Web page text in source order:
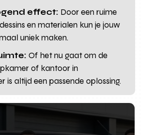
effect: Door een ruime
en materialen kun je jouw
uniek maken.
Of het nu gaat om de
of kantoor in
is altijd een passende oplossing.